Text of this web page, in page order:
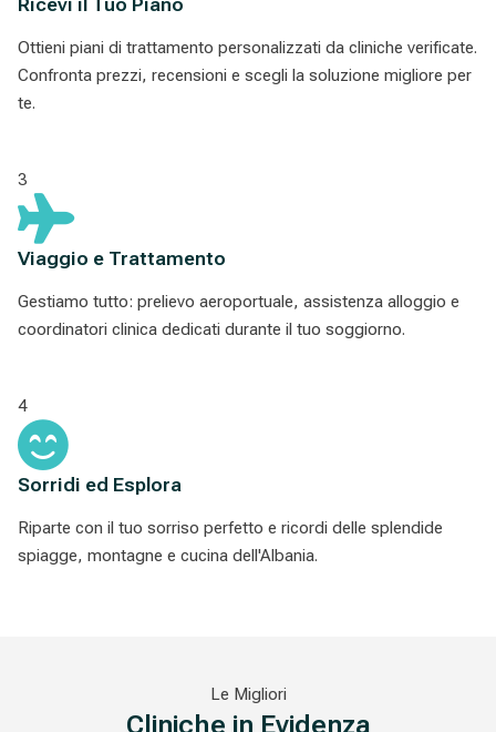
Ottieni piani di trattamento personalizzati da cliniche verificate.
Confronta prezzi, recensioni e scegli la soluzione migliore per
te.
3
Viaggio e Trattamento
Gestiamo tutto: prelievo aeroportuale, assistenza alloggio e
coordinatori clinica dedicati durante il tuo soggiorno.
4
Sorridi ed Esplora
Riparte con il tuo sorriso perfetto e ricordi delle splendide
spiagge, montagne e cucina dell'Albania.
Le Migliori
Cliniche in Evidenza